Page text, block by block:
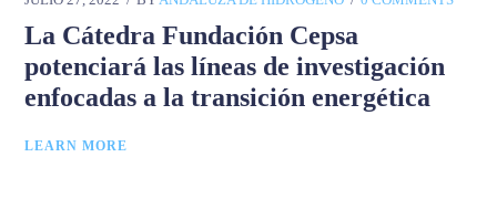
La Cátedra Fundación Cepsa
potenciará las líneas de investigación
enfocadas a la transición energética
LEARN MORE